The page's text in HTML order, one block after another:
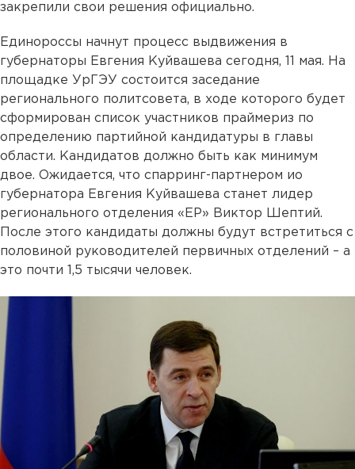
закрепили свои решения официально.
Единороссы начнут процесс выдвижения в
губернаторы Евгения Куйвашева сегодня, 11 мая. На
площадке УрГЭУ состоится заседание
регионального политсовета, в ходе которого будет
сформирован список участников праймериз по
определению партийной кандидатуры в главы
области. Кандидатов должно быть как минимум
двое. Ожидается, что спарринг-партнером ио
губернатора Евгения Куйвашева станет лидер
регионального отделения «ЕР» Виктор Шептий.
После этого кандидаты должны будут встретиться с
половиной руководителей первичных отделений – а
это почти 1,5 тысячи человек.